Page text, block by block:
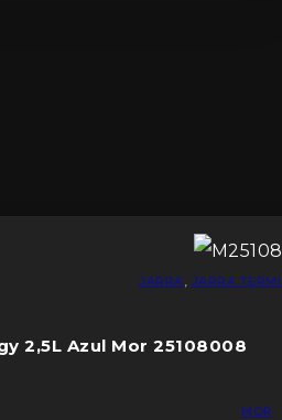
JARRA, JARRA
2,5L Azul Mor 25108008
MOR